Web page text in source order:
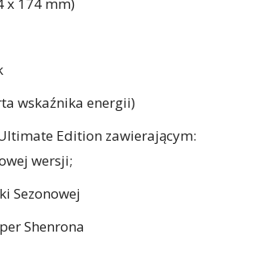
x 174 mm)
wskaźnika energii)
Edition zawierającym:
wersji;
Sezonowej
Shenrona